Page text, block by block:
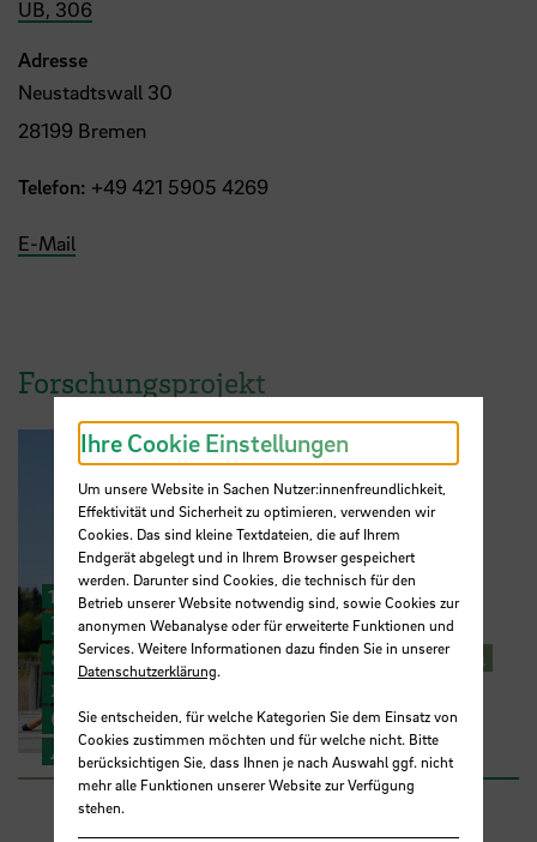
UB, 306
Adresse
Neustadtswall 30
28199 Bremen
Telefon: +49 421 5905 4269
E-Mail
Forschungsprojekt
11/2024- 04/2026
DATIPilot- Sprint -Angelgewässer:
Skalierung innovativer und ökologisch
nachhaltiger Methoden der
Gewässerbewirtschaftung durch
Angelvereine
Ihre Cookie Einstellungen
Um unsere Website in Sachen Nutzer:innenfreundlichkeit,
Effektivität und Sicherheit zu optimieren, verwenden wir
Cookies. Das sind kleine Textdateien, die auf Ihrem
Endgerät abgelegt und in Ihrem Browser gespeichert
werden. Darunter sind Cookies, die technisch für den
Betrieb unserer Website notwendig sind, sowie Cookies zur
anonymen Webanalyse oder für erweiterte Funktionen und
Services. Weitere Informationen dazu finden Sie in unserer
Datenschutzerklärung.
Sie entscheiden, für welche Kategorien Sie dem Einsatz von
Cookies zustimmen möchten und für welche nicht. Bitte
berücksichtigen Sie, dass Ihnen je nach Auswahl ggf. nicht
mehr alle Funktionen unserer Website zur Verfügung
stehen.